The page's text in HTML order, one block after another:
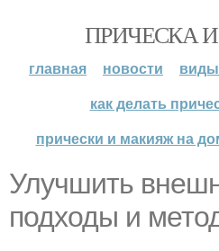
ПРИЧЕСКА
главная новости
как делать
прически и макияж на
Улучшить
подходы и